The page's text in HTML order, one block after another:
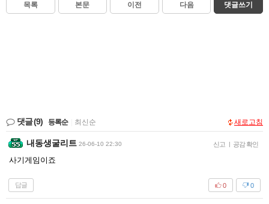
목록 본문 이전 다음 댓글쓰기
댓글(9) 등록순 최신순 새로고침
내동생굴리트 26-06-10 22:30 신고 | 공감 확인
사기게임이죠
답글 0
0